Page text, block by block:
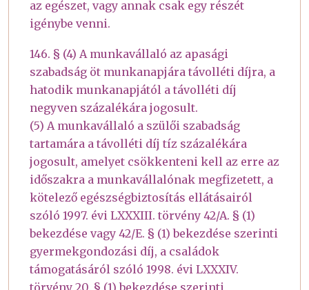
az egészet, vagy annak csak egy részét
igénybe venni.
146. § (4) A munkavállaló az apasági
szabadság öt munkanapjára távolléti díjra, a
hatodik munkanapjától a távolléti díj
negyven százalékára jogosult.
(5) A munkavállaló a szülői szabadság
tartamára a távolléti díj tíz százalékára
jogosult, amelyet csökkenteni kell az erre az
időszakra a munkavállalónak megfizetett, a
kötelező egészségbiztosítás ellátásairól
szóló 1997. évi LXXXIII. törvény 42/A. § (1)
bekezdése vagy 42/E. § (1) bekezdése szerinti
gyermekgondozási díj, a családok
támogatásáról szóló 1998. évi LXXXIV.
törvény 20. § (1) bekezdése szerinti